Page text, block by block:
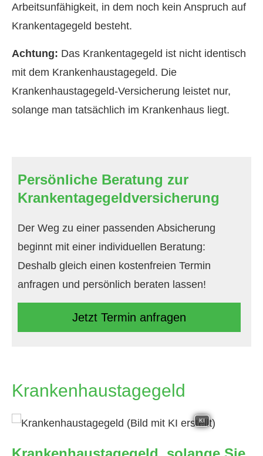
Arbeitsunfähigkeit, in dem noch kein Anspruch auf
Krankentagegeld besteht.
Achtung: Das Krankentagegeld ist nicht identisch
mit dem Krankenhaustagegeld. Die
Krankenhaustagegeld-Versicherung leistet nur,
solange man tatsächlich im Krankenhaus liegt.
Persönliche Beratung zur
Krankentagegeldversicherung
Der Weg zu einer passenden Absicherung
beginnt mit einer individuellen Beratung:
Deshalb gleich einen kostenfreien Termin
anfragen und persönlich beraten lassen!
Jetzt Termin anfragen
Krankenhaustagegeld
KI